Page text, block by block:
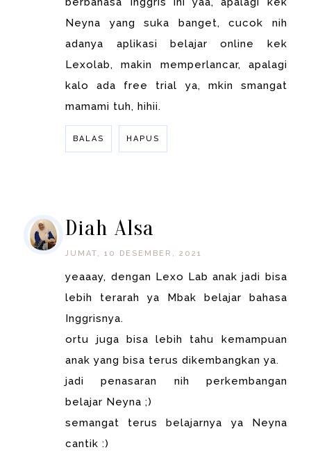
Neyna yang suka banget, cucok nih
adanya aplikasi belajar online kek
Lexolab, makin memperlancar, apalagi
kalo ada free trial ya, mkin smangat
mamami tuh, hihii.
BALAS HAPUS
Diah Alsa
JUMAT, 10 DESEMBER, 2021
yeaaay, dengan Lexo Lab anak jadi bisa
lebih terarah ya Mbak belajar bahasa
Inggrisnya.
ortu juga bisa lebih tahu kemampuan
anak yang bisa terus dikembangkan ya.
jadi penasaran nih perkembangan
belajar Neyna ;)
semangat terus belajarnya ya Neyna
cantik :)